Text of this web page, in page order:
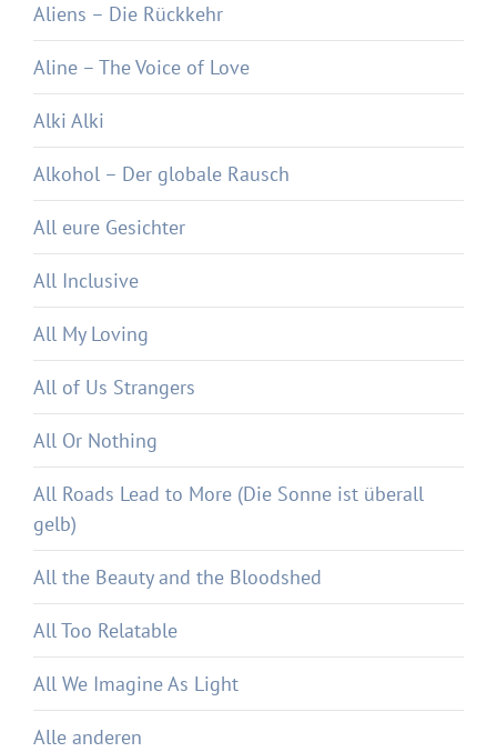
Aliens – Die Rückkehr
Aline – The Voice of Love
Alki Alki
Alkohol – Der globale Rausch
All eure Gesichter
All Inclusive
All My Loving
All of Us Strangers
All Or Nothing
All Roads Lead to More (Die Sonne ist überall
gelb)
All the Beauty and the Bloodshed
All Too Relatable
All We Imagine As Light
Alle anderen